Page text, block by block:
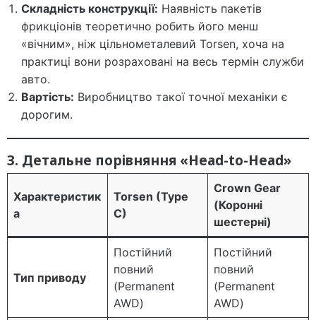
Складність конструкції: Наявність пакетів
фрикціонів теоретично робить його менш
«вічним», ніж цільнометалевий Torsen, хоча на
практиці вони розраховані на весь термін служби
авто.
Вартість: Виробництво такої точної механіки є
дорогим.
3. Детальне порівняння «Head-to-Head»
Характеристик
а
Torsen (Type
C)
Crown Gear
(Коронні
шестерні)
Тип приводу
Постійний
повний
(Permanent
AWD)
Постійний
повний
(Permanent
AWD)